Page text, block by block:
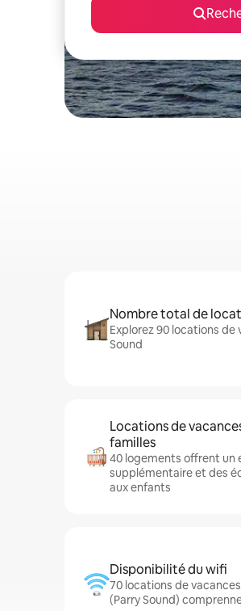
Nombre total de
Explorez 90 locations de
Sound
Locations de
familles
40 logements offrent un
supplémentaire et des
aux enfants
Disponibilité du wifi
70 locations de
(Parry Sound)